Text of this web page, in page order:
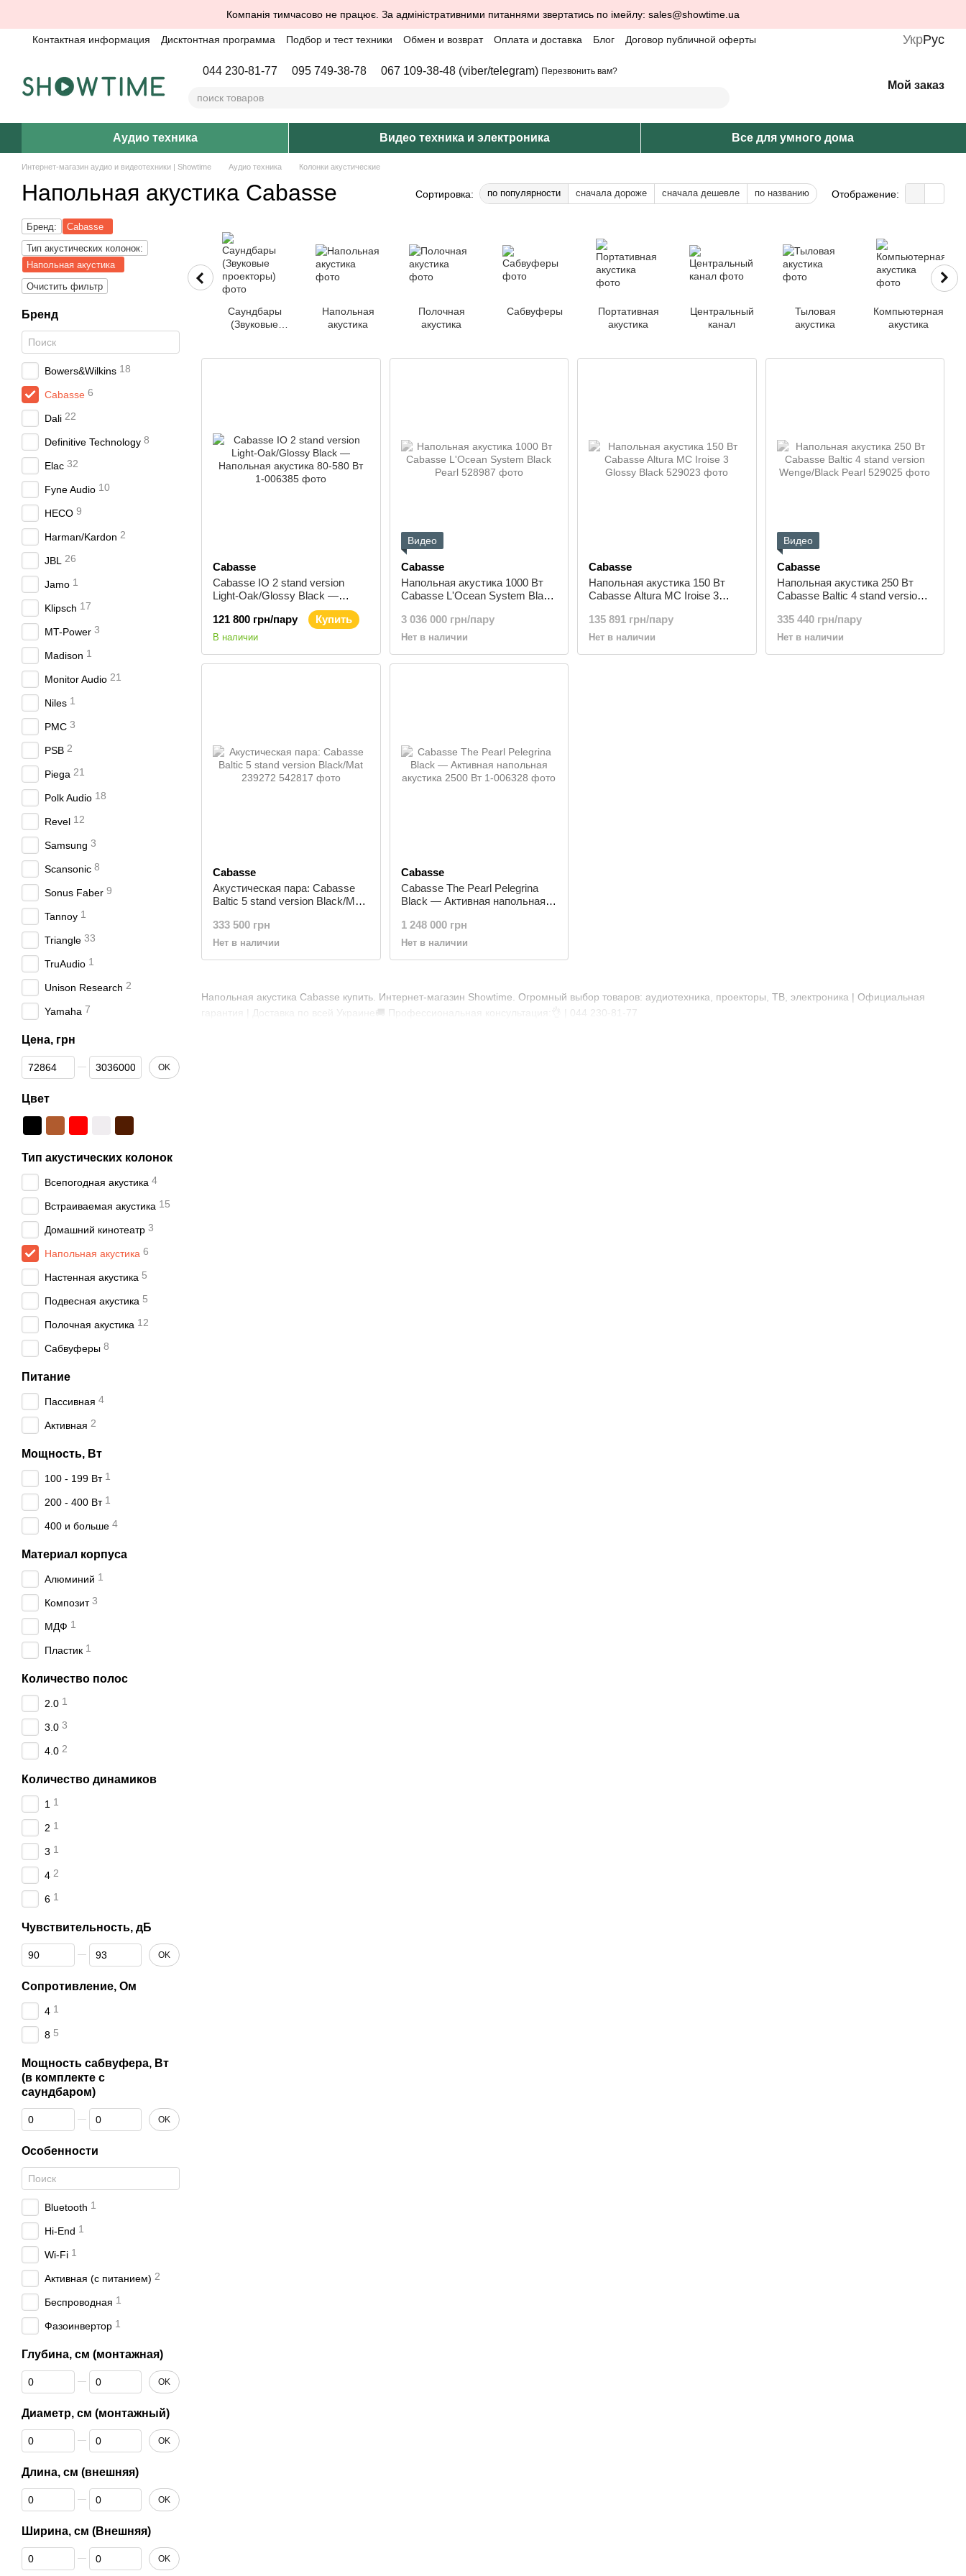
Компанія тимчасово не працює. За адміністративними питаннями звертатись по імейлу: sales@showtime.ua
Контактная информация Дисктонтная программа Подбор и тест техники Обмен и возврат Оплата и доставка Блог Договор публичной оферты УкрРус
044 230-81-77 095 749-38-78 067 109-38-48 (viber/telegram) Перезвонить вам?
Мой заказ
Аудио техника Видео техника и электроника Все для умного дома
Интернет-магазин аудио и видеотехники | Showtime Аудио техника Колонки акустические
Напольная акустика Cabasse Сортировка: по популярности сначала дороже сначала дешевле по названию Отображение:
Саундбары
(Звуковые
Напольная
акустика
Полочная
акустика
Сабвуферы
Портативная
акустика
Центральный
канал
Тыловая
акустика
Компьютерная
акустика
Напольная акустика Cabasse купить. Интернет-магазин Showtime. Огромный выбор товаров: аудиотехника, проекторы, ТВ, электроника | Официальная
гарантия | Доставка по всей Украине🚚 Профессиональная консультация:👌 | 044 230-81-77
Cabasse
Cabasse IO 2 stand version
Light-Oak/Glossy Black —
Напольная акустика 80-580 Вт
121 800 грн/пару
Купить
В наличии
Видео
Cabasse
Напольная акустика 1000 Вт
Cabasse L'Ocean System Black
3 036 000 грн/пару
Нет в наличии
Cabasse
Напольная акустика 150 Вт
Cabasse Altura MC Iroise 3
135 891 грн/пару
Нет в наличии
Видео
Cabasse
Напольная акустика 250 Вт
Cabasse Baltic 4 stand version
335 440 грн/пару
Нет в наличии
Cabasse
Акустическая пара: Cabasse
Baltic 5 stand version Black/Mat
333 500 грн
Нет в наличии
Cabasse
Cabasse The Pearl Pelegrina
Black — Активная напольная
1 248 000 грн
Нет в наличии
Бренд:
Cabasse
Тип акустических колонок:
Напольная акустика
Очистить фильтр
Бренд
Bowers&Wilkins 18
Cabasse 6
Dali 22
Definitive Technology 8
Elac 32
Fyne Audio 10
HECO 9
Harman/Kardon 2
JBL 26
Jamo 1
Klipsch 17
MT-Power 3
Madison 1
Monitor Audio 21
Niles 1
PMC 3
PSB 2
Piega 21
Polk Audio 18
Revel 12
Samsung 3
Scansonic 8
Sonus Faber 9
Tannoy 1
Triangle 33
TruAudio 1
Unison Research 2
Yamaha 7
Цена, грн
От Цена, грн
До Цена, грн OK
Цвет
Тип акустических колонок
Всепогодная акустика 4
Встраиваемая акустика 15
Домашний кинотеатр 3
Напольная акустика 6
Настенная акустика 5
Подвесная акустика 5
Полочная акустика 12
Сабвуферы 8
Питание
Пассивная 4
Активная 2
Мощность, Вт
100 - 199 Вт 1
200 - 400 Вт 1
400 и больше 4
Материал корпуса
Алюминий 1
Композит 3
МДФ 1
Пластик 1
Количество полос
2.0 1
3.0 3
4.0 2
Количество динамиков
1 1
2 1
3 1
4 2
6 1
Чувствительность, дБ
От Чувствительность, дБ
До Чувствительность, дБ OK
Сопротивление, Ом
4 1
8 5
Мощность сабвуфера, Вт
(в комплекте с
саундбаром)
От Мощность сабвуфера, Вт (в комплекте с саундбаром)
До Мощность сабвуфера, Вт (в комплекте с саундбаром)
OK
Особенности
Bluetooth 1
Hi-End 1
Wi-Fi 1
Активная (с питанием) 2
Беспроводная 1
Фазоинвертор 1
Глубина, см (монтажная)
От Глубина, см (монтажная)
До Глубина, см (монтажная) OK
Диаметр, см (монтажный)
От Диаметр, см (монтажный)
До Диаметр, см (монтажный) OK
Длина, см (внешняя)
От Длина, см (внешняя)
До Длина, см (внешняя) OK
Ширина, см (Внешняя)
От Ширина, см (Внешняя)
До Ширина, см (Внешняя) OK